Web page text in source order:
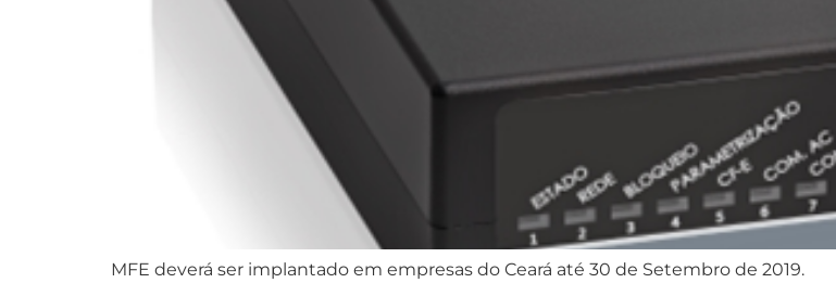
MFE deverá ser implantado em empresas do Ceará até 30 de Setembro de 2019.